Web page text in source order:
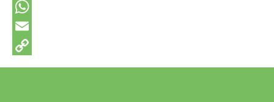
e
s
s
a
M
e
s
s
W
h
a
E
m
C